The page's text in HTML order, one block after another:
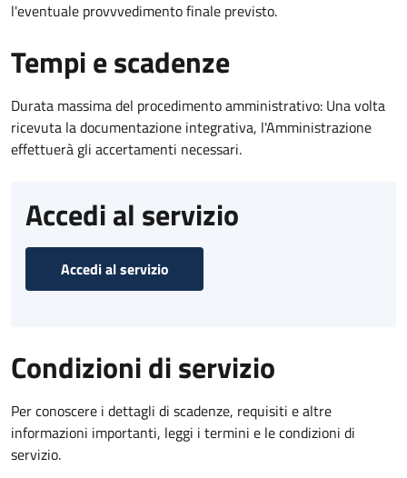
l'eventuale provvvedimento finale previsto.
Tempi e scadenze
Durata massima del procedimento amministrativo: Una volta
ricevuta la documentazione integrativa, l'Amministrazione
effettuerà gli accertamenti necessari.
Accedi al servizio
Accedi al servizio
Condizioni di servizio
Per conoscere i dettagli di scadenze, requisiti e altre
informazioni importanti, leggi i termini e le condizioni di
servizio.